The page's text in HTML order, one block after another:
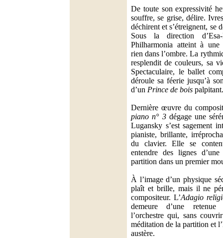
De toute son expressivité
souffre, se grise, délire.
déchirent et s’étreignent, se
Sous la direction
Philharmonia atteint à une
rien dans l’ombre. La
resplendit de couleurs, sa
Spectaculaire, le ballet
déroule sa féerie jusqu’à
d’un Prince de bois palpitant.
Dernière œuvre du
piano n° 3dégage une
Lugansky s’est sagement
pianiste, brillante,
du clavier. Elle se
entendre des lignes
partition dans un premier
À l’image d’un physique
plaît et brille, mais il ne
compositeur. L’Adagio
demeure d’une
l’orchestre qui, sans
méditation de la partition et
austère.